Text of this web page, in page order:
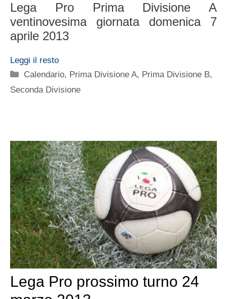
Lega Pro Prima Divisione A
ventinovesima giornata domenica 7
aprile 2013
Leggi il resto
Categorie
Calendario, Prima Divisione A, Prima Divisione B,
Seconda Divisione
Lega Pro prossimo turno 24